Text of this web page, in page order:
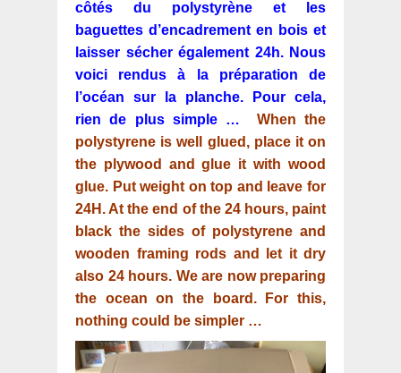
côtés du polystyrène et les
baguettes d’encadrement en bois et
laisser sécher également 24h. Nous
voici rendus à la préparation de
l’océan sur la planche. Pour cela,
rien de plus simple … When the
polystyrene is well glued, place it on
the plywood and glue it with wood
glue. Put weight on top and leave for
24H. At the end of the 24 hours, paint
black the sides of polystyrene and
wooden framing rods and let it dry
also 24 hours. We are now preparing
the ocean on the board. For this,
nothing could be simpler …